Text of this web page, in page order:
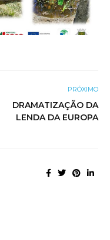
PRÓXIMO
DRAMATIZAÇÃO DA
LENDA DA EUROPA